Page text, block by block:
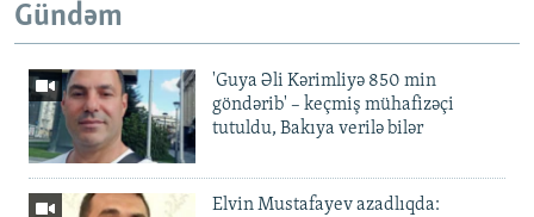
Gündəm
'Guya Əli Kərimliyə 850 min
göndərib' – keçmiş mühafizəçi
tutuldu, Bakıya verilə bilər
Elvin Mustafayev azadlıqda: